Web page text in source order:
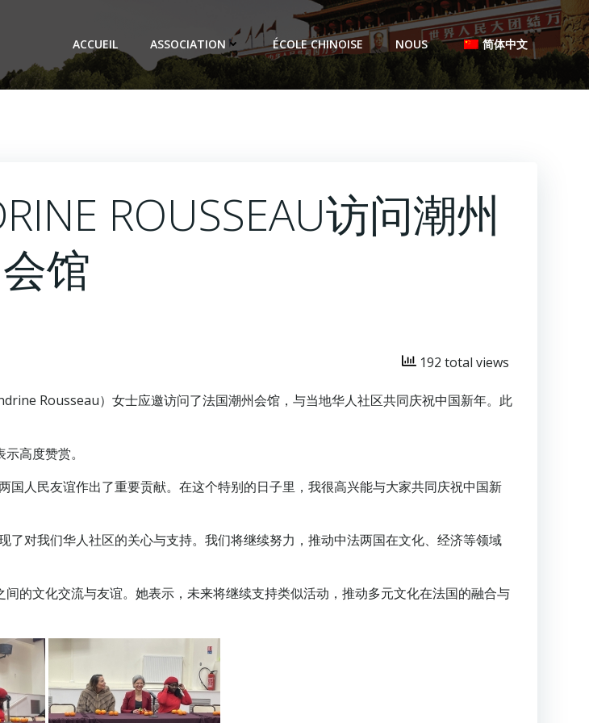
ACCUEIL ASSOCIATION ÉCOLE CHINOISE NOUS 简体中文
ROUSSEAU访问潮州
会馆
192 total views
Rousseau）女士应邀访问了法国潮州会馆，与当地华人社区共同庆祝中国新年。此
高度赞赏。
人民友谊作出了重要贡献。在这个特别的日子里，我很高兴能与大家共同庆祝中国新
对我们华人社区的关心与支持。我们将继续努力，推动中法两国在文化、经济等领域
的文化交流与友谊。她表示，未来将继续支持类似活动，推动多元文化在法国的融合与